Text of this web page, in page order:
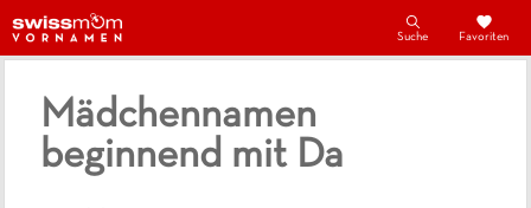
Suche Favoriten
Mädchennamen
beginnend mit Da